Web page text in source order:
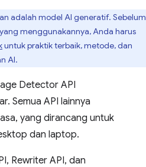
adalah model AI generatif. Sebelum
menggunakannya, Anda harus
untuk praktik terbaik, metode, dan
AI.
Detector API
Semua API lainnya
yang dirancang untuk
dan laptop.
Rewriter API, dan